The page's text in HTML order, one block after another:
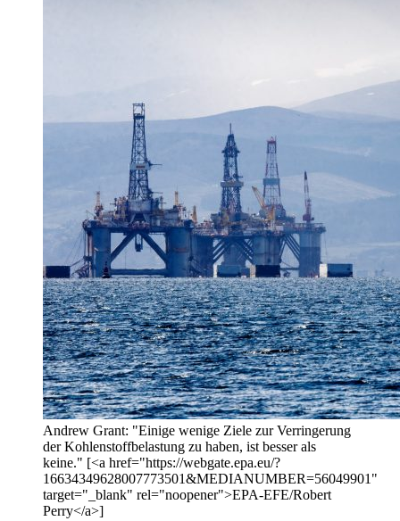
Andrew Grant: "Einige wenige Ziele zur Verringerung
der Kohlenstoffbelastung zu haben, ist besser als
keine." [<a href="https://webgate.epa.eu/?
16634349628007773501&MEDIANUMBER=56049901"
target="_blank" rel="noopener">EPA-EFE/Robert
Perry</a>]